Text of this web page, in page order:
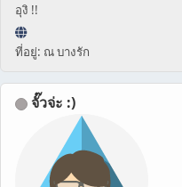
อุงิ !!
ที่อยู่: ณ บางรัก
จั๊วจ่ะ :)